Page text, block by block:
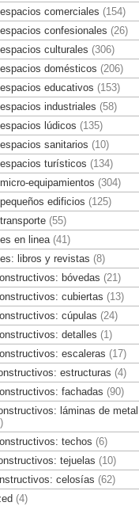
comerciales (154)
confesionales (26)
culturales (306)
domésticos (206)
educativos (153)
industriales (58)
lúdicos (135)
sanitarios (10)
turísticos (134)
equipamientos (304)
edificios (125)
(55)
en linea(41)
libros y revistas (8)
bóvedas (21)
cubiertas (13)
cúpulas (24)
detalles (1)
escaleras (17)
estructuras (4)
fachadas (90)
láminas de metal
techos (6)
tejuelas (10)
celosías (62)
(4)